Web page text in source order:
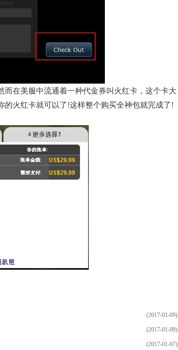
在美服中流通着一种代金券叫火红卡，这个卡大
火红卡就可以了!这样整个购买全神包就完成了!
(2017-01-09)
(2017-01-09)
(2017-01-07)